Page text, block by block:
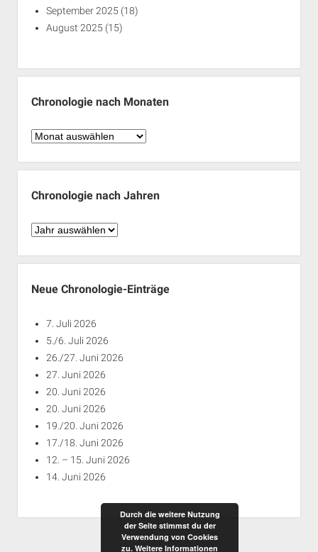
September 2025 (18)
August 2025 (15)
Chronologie nach Monaten
Chronologie
Monaten
Chronologie nach Jahren
Chronologie
Jahren
Neue Chronologie-Einträge
7. Juli 2026
5./6. Juli 2026
26./27. Juni 2026
27. Juni 2026
20. Juni 2026
20. Juni 2026
19./20. Juni 2026
17./18. Juni 2026
12. – 15. Juni 2026
14. Juni 2026
Durch die weitere Nutzung
der Seite stimmst du der
Verwendung von Cookies
zu. Weitere Informationen